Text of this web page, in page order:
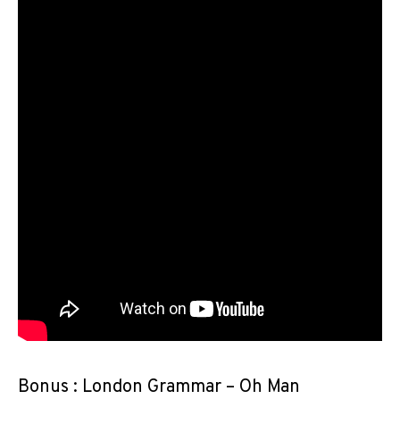
Bonus : London Grammar – Oh Man